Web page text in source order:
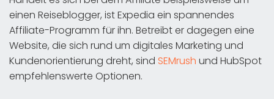
einen Reiseblogger, ist Expedia ein spannendes
Affiliate-Programm für ihn. Betreibt er dagegen eine
Website, die sich rund um digitales Marketing und
Kundenorientierung dreht, sind SEMrush und HubSpot
empfehlenswerte Optionen.